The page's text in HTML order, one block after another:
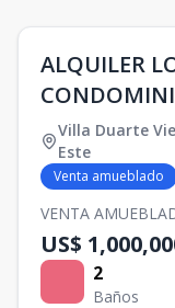
ALQUILER
Villa Duarte
Este
Venta amueblado
VENTA
US$
2
Baños